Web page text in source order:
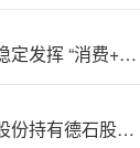
沪:市公司“期中考”稳定发挥 “消费+科技”重塑增长动能
德石股份{：}杰,瑞股份持有德石股份44.15%的股份